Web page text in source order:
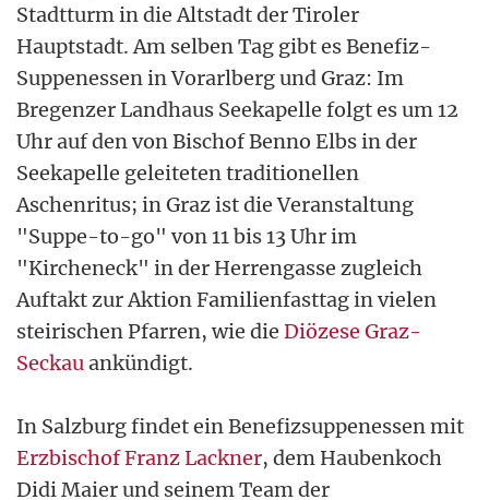
Stadtturm in die Altstadt der Tiroler
Hauptstadt. Am selben Tag gibt es Benefiz-
Suppenessen in Vorarlberg und Graz: Im
Bregenzer Landhaus Seekapelle folgt es um 12
Uhr auf den von Bischof Benno Elbs in der
Seekapelle geleiteten traditionellen
Aschenritus; in Graz ist die Veranstaltung
"Suppe-to-go" von 11 bis 13 Uhr im
"Kircheneck" in der Herrengasse zugleich
Auftakt zur Aktion Familienfasttag in vielen
steirischen Pfarren, wie die Diözese Graz-
Seckauankündigt.
In Salzburg findet ein Benefizsuppenessen mit
Erzbischof Franz Lackner, dem Haubenkoch
Didi Maier und seinem Team der